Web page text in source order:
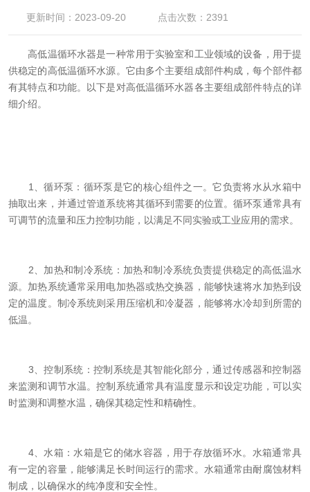
更新时间：2023-09-20 点击次数：2391
高低温循环水器是一种常用于实验室和工业领域的设备，用于提
供稳定的高低温循环水源。它由多个主要组成部件构成，每个部件都
有其特点和功能。以下是对高低温循环水器各主要组成部件特点的详
细介绍。
1、循环泵：循环泵是它的核心组件之一。它负责将水从水箱中
抽取出来，并通过管道系统将其循环到需要的位置。循环泵通常具有
可调节的流量和压力控制功能，以满足不同实验或工业应用的需求。
2、加热和制冷系统：加热和制冷系统负责提供稳定的高低温水
源。加热系统通常采用电加热器或热交换器，能够快速将水加热到设
定的温度。制冷系统则采用压缩机和冷凝器，能够将水冷却到所需的
低温。
3、控制系统：控制系统是其智能化部分，通过传感器和控制器
来监测和调节水温。控制系统通常具有温度显示和设定功能，可以实
时监测和调整水温，确保其稳定性和精确性。
4、水箱：水箱是它的储水容器，用于存放循环水。水箱通常具
有一定的容量，能够满足长时间运行的需求。水箱通常由耐腐蚀材料
制成，以确保水的纯净度和安全性。